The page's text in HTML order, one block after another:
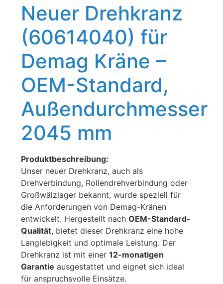
Neuer Drehkranz
(60614040) für
Demag Kräne –
OEM-Standard,
Außendurchmesser
2045 mm
Produktbeschreibung:
Unser neuer Drehkranz, auch als
Drehverbindung, Rollendrehverbindung oder
Großwälzlager bekannt, wurde speziell für
die Anforderungen von Demag-Kränen
entwickelt. Hergestellt nachOEM-Standard-
Qualität, bietet dieser Drehkranz eine hohe
Langlebigkeit und optimale Leistung. Der
Drehkranz ist mit einer12-monatigen
Garantie ausgestattet und eignet sich ideal
für anspruchsvolle Einsätze.